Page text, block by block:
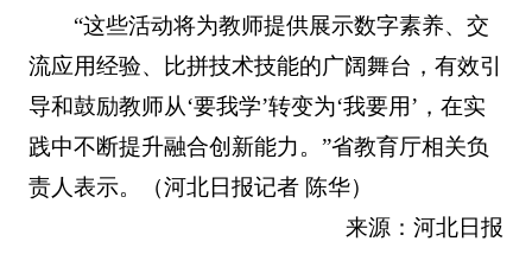
“这些活动将为教师提供展示数字素养、交
流应用经验、比拼技术技能的广阔舞台，有效引
导和鼓励教师从‘要我学’转变为‘我要用’，在实
践中不断提升融合创新能力。”省教育厅相关负
责人表示。（河北日报记者 陈华）
来源：河北日报